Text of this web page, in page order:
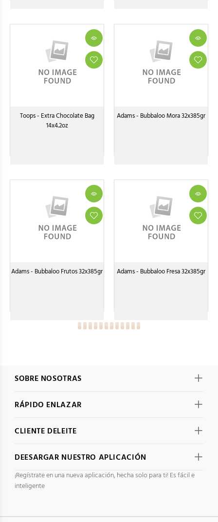
Toops - Extra Chocolate Bag
14x4.2oz
Adams - Bubbaloo Mora 32x385gr
Adams - Bubbaloo Frutos 32x385gr Adams - Bubbaloo Fresa 32x385gr
SOBRE NOSOTRAS
RÁPIDO ENLAZAR
CLIENTE DELEITE
DEESARGAR NUESTRO APLICACIÓN
¡Regístrate en una nueva aplicación, hecha solo para ti! Es fácil e
inteligente